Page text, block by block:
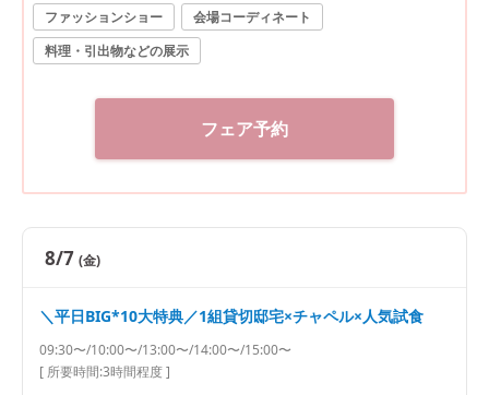
ファッションショー
会場コーディネート
料理・引出物などの展示
フェア予約
8/7 (金)
＼平日BIG*10大特典／1組貸切邸宅×チャペル×人気試食
09:30〜/10:00〜/13:00〜/14:00〜/15:00〜
[ 所要時間:3時間程度]